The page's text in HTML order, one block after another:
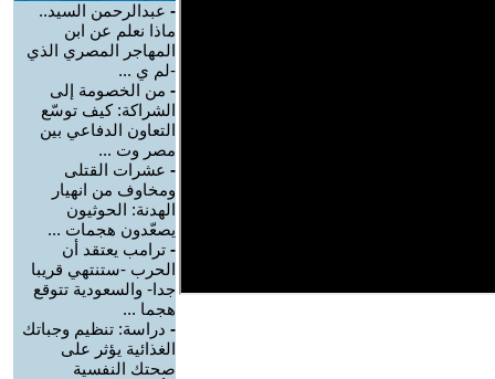
- عبدالرحمن السيد..
ماذا نعلم عن ابن
المهاجر المصري الذي
-لم ي ...
- من الخصومة إلى
الشراكة: كيف توسّع
التعاون الدفاعي بين
مصر وت ...
- عشرات القتلى
ومخاوف من انهيار
الهدنة: الحوثيون
يصعّدون هجمات ...
- ترامب يعتقد أن
الحرب -ستنتهي قريبا
جدا- والسعودية تتوقع
هجما ...
- دراسة: تنظيم وجباتك
الغذائية يؤثر على
صحتك النفسية